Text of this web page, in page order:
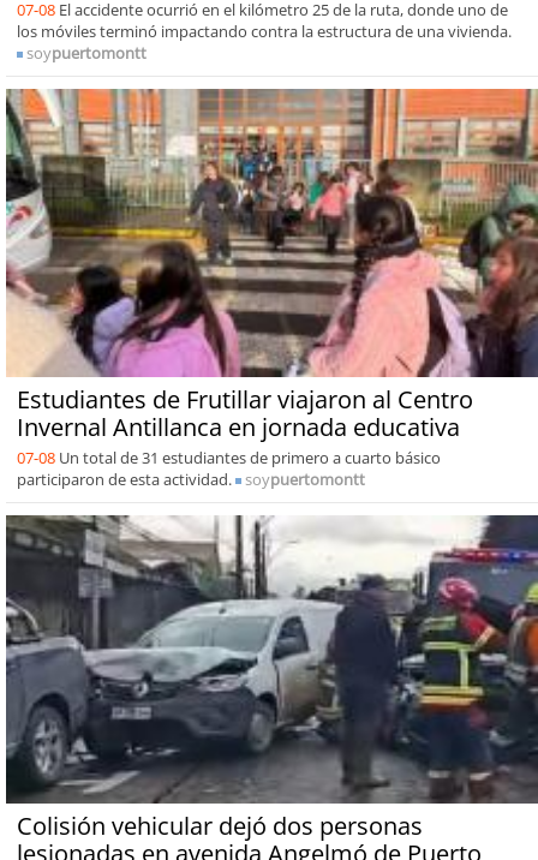
07-08 El accidente ocurrió en el kilómetro 25 de la ruta, donde uno de
los móviles terminó impactando contra la estructura de una vivienda.
soypuertomontt
Estudiantes de Frutillar viajaron al Centro
Invernal Antillanca en jornada educativa
07-08 Un total de 31 estudiantes de primero a cuarto básico
participaron de esta actividad.
soypuertomontt
Colisión vehicular dejó dos personas